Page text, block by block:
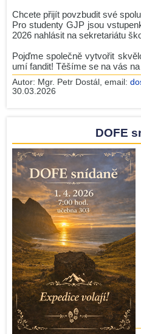
Srdcem na start, pomocí do
blíží!
Archiv
Chcete přijít povzbudit své
Pro studenty GJP jsou
2026 nahlásit na sekretariátu
Pojďme společně vytvořit
umí fandit! Těšíme se na vás
Autor: Mgr. Petr Dostál , email:
30.03.2026
DOFE